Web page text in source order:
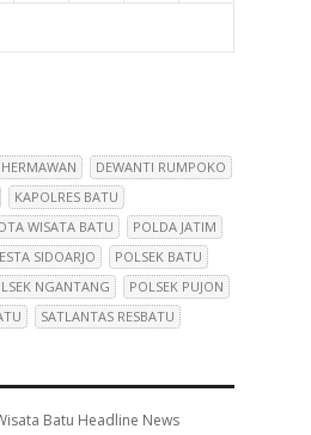
DEWANTI RUMPOKO
KAPOLRES BATU
WISATA BATU
POLDA JATIM
SIDOARJO
POLSEK BATU
NGANTANG
POLSEK PUJON
SATLANTAS RESBATU
Batu Headline News